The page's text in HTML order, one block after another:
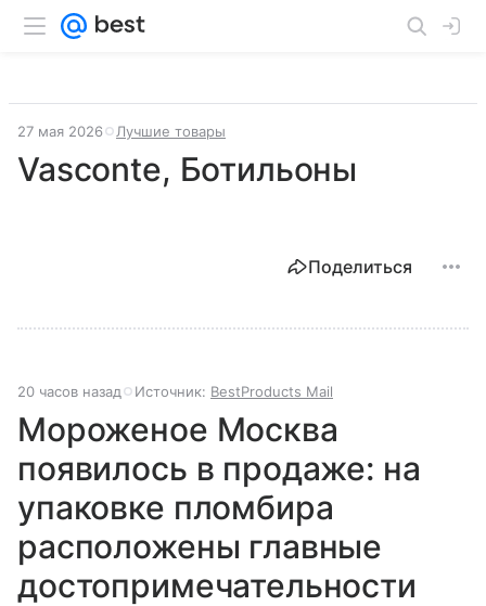
27 мая 2026 Лучшие товары
Vasconte, Ботильоны
Поделиться
20 часов назад Источник: BestProducts Mail
Мороженое Москва
появилось в продаже: на
упаковке пломбира
расположены главные
достопримечательности